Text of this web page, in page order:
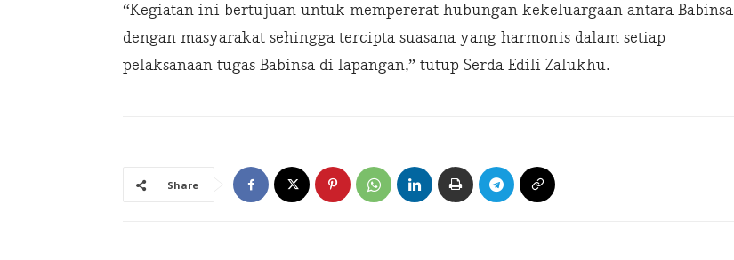
“Kegiatan ini bertujuan untuk mempererat hubungan kekeluargaan antara Babinsa
dengan masyarakat sehingga tercipta suasana yang harmonis dalam setiap
pelaksanaan tugas Babinsa di lapangan,” tutup Serda Edili Zalukhu.
Share